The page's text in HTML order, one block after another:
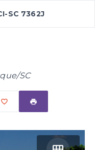
SC 7362J
SC